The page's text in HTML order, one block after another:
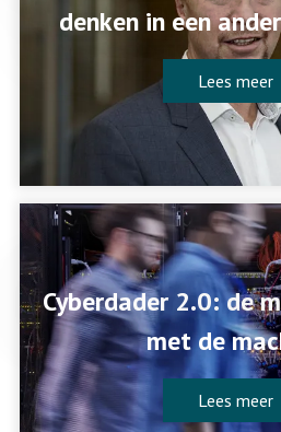
denken in een
Lees meer
Cyberdader 2.0: de
met de
Lees meer